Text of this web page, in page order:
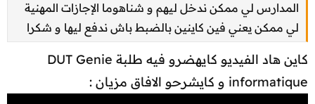
المدارس لي ممكن ندخل ليهم و شناهوما الإجازات المهنية
لي ممكن يعني فين كاينين بالضبط باش ندفع ليها و شكرا
كاين هاد الفيديو كايهضرو فيه طلبة DUT Genie
informatique و كايشرحو الافاق مزيان :